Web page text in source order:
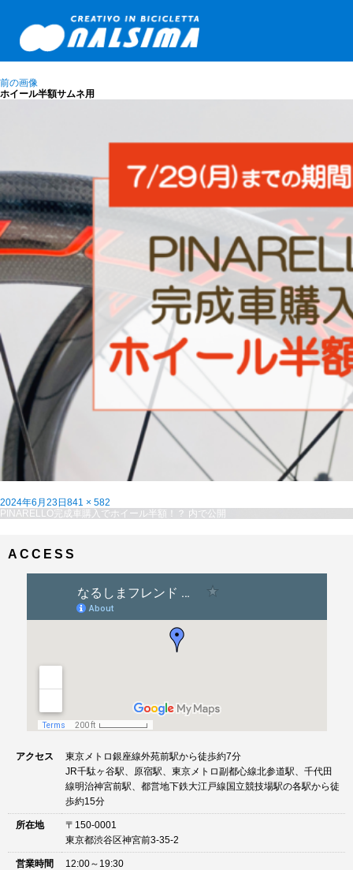
前の画像
ホイール半額サムネ用
投
稿
2024年6月23日 フ
ル
841 × 582
投
ゲ
PINARELLO完成車購入でホイール半額！？ 内で公開
ACCESS
アクセス
東京メトロ銀座線外苑前駅から徒歩約7分
JR千駄ヶ谷駅、原宿駅、東京メトロ副都心線北参道駅、千代田
線明治神宮前駅、都営地下鉄大江戸線国立競技場駅の各駅から徒
歩約15分
所在地
〒150-0001
東京都渋谷区神宮前3-35-2
営業時間 12:00～19:30